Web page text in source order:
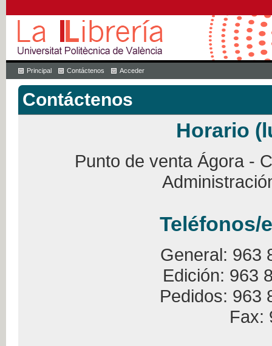
Principal Contáctenos Acceder
Contáctenos
Horario
Punto de venta Ágora -
Teléfonos/
General: 963
Edición: 963
Pedidos: 963
Fax: